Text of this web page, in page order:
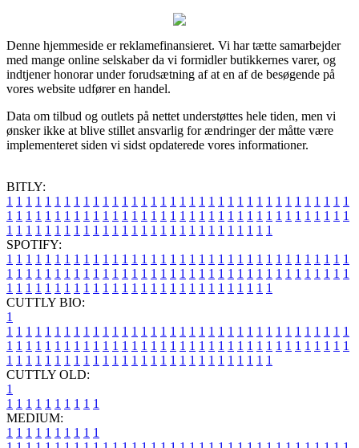
Denne hjemmeside er reklamefinansieret. Vi har tætte samarbejder
med mange online selskaber da vi formidler butikkernes varer, og
indtjener honorar under forudsætning af at en af de besøgende på
vores website udfører en handel.
Data om tilbud og outlets på nettet understøttes hele tiden, men vi
ønsker ikke at blive stillet ansvarlig for ændringer der måtte være
implementeret siden vi sidst opdaterede vores informationer.
BITLY:
1 1 1 1 1 1 1 1 1 1 1 1 1 1 1 1 1 1 1 1 1 1 1 1 1 1 1 1 1 1 1 1 1 1 1 1
1 1 1 1 1 1 1 1 1 1 1 1 1 1 1 1 1 1 1 1 1 1 1 1 1 1 1 1 1 1 1 1 1 1 1 1
1 1 1 1 1 1 1 1 1 1 1 1 1 1 1 1 1 1 1 1 1 1 1 1 1 1 1 1
SPOTIFY:
1 1 1 1 1 1 1 1 1 1 1 1 1 1 1 1 1 1 1 1 1 1 1 1 1 1 1 1 1 1 1 1 1 1 1 1
1 1 1 1 1 1 1 1 1 1 1 1 1 1 1 1 1 1 1 1 1 1 1 1 1 1 1 1 1 1 1 1 1 1 1 1
1 1 1 1 1 1 1 1 1 1 1 1 1 1 1 1 1 1 1 1 1 1 1 1 1 1 1 1
CUTTLY BIO:
1
1 1 1 1 1 1 1 1 1 1 1 1 1 1 1 1 1 1 1 1 1 1 1 1 1 1 1 1 1 1 1 1 1 1 1 1
1 1 1 1 1 1 1 1 1 1 1 1 1 1 1 1 1 1 1 1 1 1 1 1 1 1 1 1 1 1 1 1 1 1 1 1
1 1 1 1 1 1 1 1 1 1 1 1 1 1 1 1 1 1 1 1 1 1 1 1 1 1 1 1
CUTTLY OLD:
1
1 1 1 1 1 1 1 1 1 1
MEDIUM:
1 1 1 1 1 1 1 1 1 1